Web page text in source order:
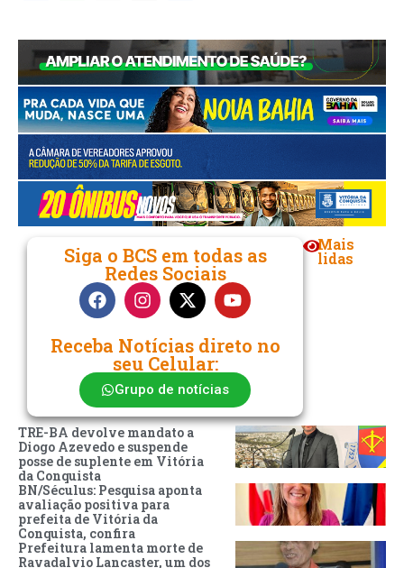
Siga o BCS em todas as
Redes Sociais
Receba Notícias direto no
seu Celular:
Grupo de notícias
Mais
lidas
TRE-BA devolve mandato a
Diogo Azevedo e suspende
posse de suplente em Vitória
da Conquista
BN/Séculus: Pesquisa aponta
avaliação positiva para
prefeita de Vitória da
Conquista, confira
Prefeitura lamenta morte de
Ravadalvio Lancaster, um dos